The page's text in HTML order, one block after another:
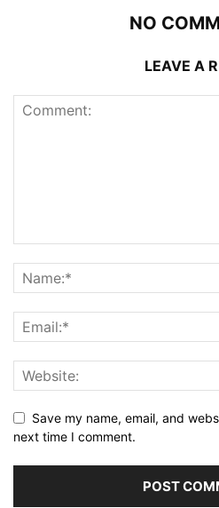
NO
LEAVE A
Save my name, email, and
next time I comment.